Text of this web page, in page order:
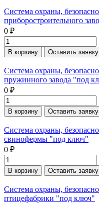
Система охраны,
приборостроительного
0 ₽
В корзину Оставить заявку
Система охраны,
пружинного завода "под
0 ₽
В корзину Оставить заявку
Система охраны,
свинофермы "под ключ"
0 ₽
В корзину Оставить заявку
Система охраны,
птицефабрики "под ключ"